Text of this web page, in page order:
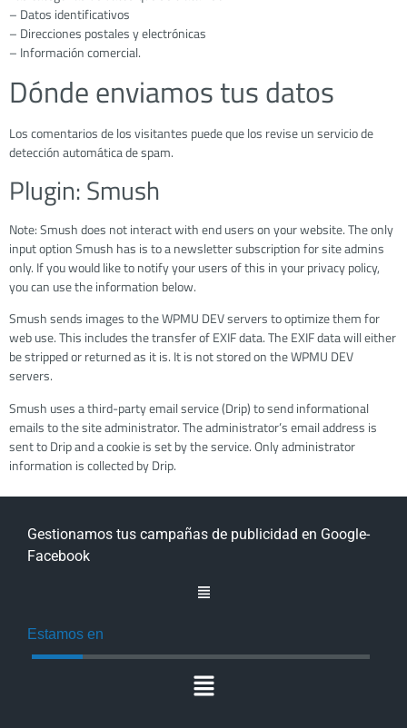
– Datos identificativos
– Direcciones postales y electrónicas
– Información comercial.
Dónde enviamos tus datos
Los comentarios de los visitantes puede que los revise un servicio de
detección automática de spam.
Plugin: Smush
Note: Smush does not interact with end users on your website. The only
input option Smush has is to a newsletter subscription for site admins
only. If you would like to notify your users of this in your privacy policy,
you can use the information below.
Smush sends images to the WPMU DEV servers to optimize them for
web use. This includes the transfer of EXIF data. The EXIF data will either
be stripped or returned as it is. It is not stored on the WPMU DEV
servers.
Smush uses a third-party email service (Drip) to send informational
emails to the site administrator. The administrator’s email address is
sent to Drip and a cookie is set by the service. Only administrator
information is collected by Drip.
Gestionamos tus campañas de publicidad en Google-
Facebook
Estamos en